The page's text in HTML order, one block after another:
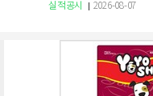
실적공시 2026-08-07